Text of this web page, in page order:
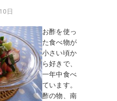
日
お酢を使っ
た食べ物が
小さい頃か
ら好きで、
一年中食べ
ています。
酢の物、南